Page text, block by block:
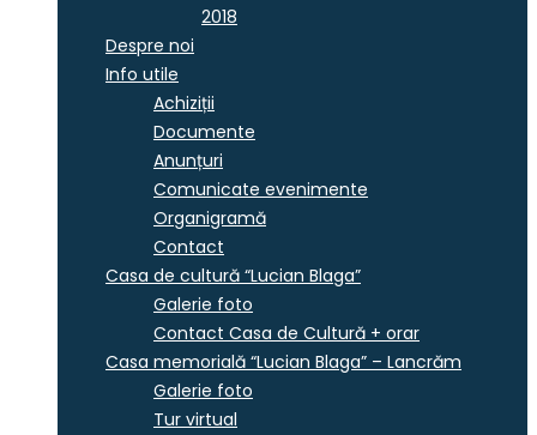
2018
Despre noi
Info utile
Achiziții
Documente
Anunțuri
Comunicate evenimente
Organigramă
Contact
Casa de cultură “Lucian Blaga”
Galerie foto
Contact Casa de Cultură + orar
Casa memorială “Lucian Blaga” – Lancrăm
Galerie foto
Tur virtual